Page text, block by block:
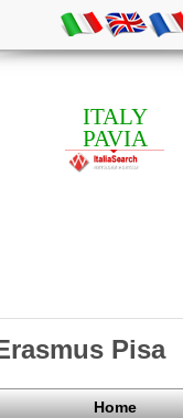
ITALY
PAVIA
Pisa
Home